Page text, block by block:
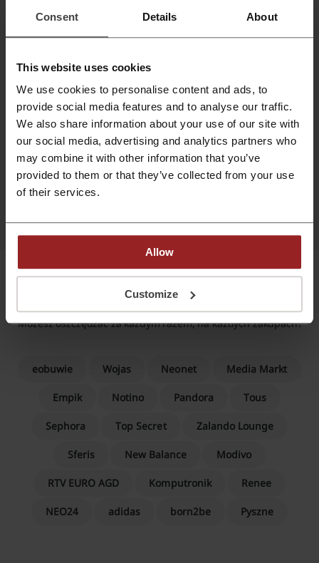
Consent Details About
This website uses cookies
We use cookies to personalise content and ads, to
provide social media features and to analyse our traffic.
We also share information about your use of our site with
our social media, advertising and analytics partners who
may combine it with other information that you’ve
provided to them or that they’ve collected from your use
of their services.
Allow
Customize
Przeszukuje internet w poszukiwaniu
odwiedzam, i pozwala mi zaoszczędzić
się do Picodi za każdym razem, kiedy
chcę aktywować cashback. Niby to parę
sekund, ale zawsze coś. Dla kogoś, kto
kupuje przeważnie online, to jest bardzo
przydatne narzędzie.
tak późno. Tyle
Popularne sklepy
Możesz oszczędzać za każdym razem, na każdych zakupach!
eobuwie Wojas Neonet Media Markt
Empik Notino Pandora Tous
Sephora Top Secret Zalando Lounge
Sferis New Balance Modivo
RTV EURO AGD Komputronik Renee
NEO24 adidas born2be Pyszne